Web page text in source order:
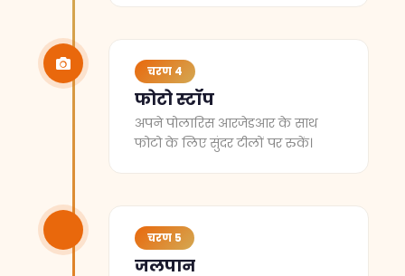
चरण 4
फोटो स्टॉप
अपने पोलारिस आरजेडआर के साथ
फोटो के लिए सुंदर टीलों पर रुकें।
चरण 5
जलपान